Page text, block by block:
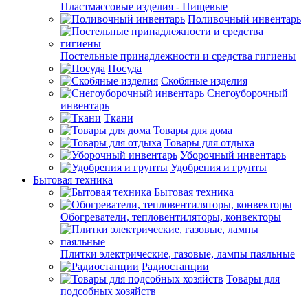
Пластмассовые изделия - Пищевые
Поливочный инвентарь
Постельные принадлежности и средства гигиены
Посуда
Скобяные изделия
Снегоуборочный
инвентарь
Ткани
Товары для дома
Товары для отдыха
Уборочный инвентарь
Удобрения и грунты
Бытовая техника
Бытовая техника
Обогреватели, тепловентиляторы, конвекторы
Плитки электрические, газовые, лампы паяльные
Радиостанции
Товары для
подсобных хозяйств